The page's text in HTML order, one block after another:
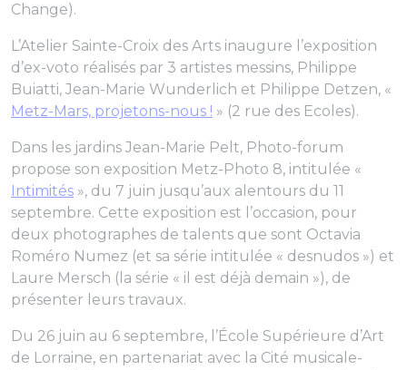
Change).
L’Atelier Sainte-Croix des Arts inaugure l’exposition
d’ex-voto réalisés par 3 artistes messins, Philippe
Buiatti, Jean-Marie Wunderlich et Philippe Detzen, «
Metz-Mars, projetons-nous ! » (2 rue des Ecoles).
Dans les jardins Jean-Marie Pelt, Photo-forum
propose son exposition Metz-Photo 8, intitulée «
Intimités », du 7 juin jusqu’aux alentours du 11
septembre. Cette exposition est l’occasion, pour
deux photographes de talents que sont Octavia
Roméro Numez (et sa série intitulée « desnudos ») et
Laure Mersch (la série « il est déjà demain »), de
présenter leurs travaux.
Du 26 juin au 6 septembre, l’École Supérieure d’Art
de Lorraine, en partenariat avec la Cité musicale-